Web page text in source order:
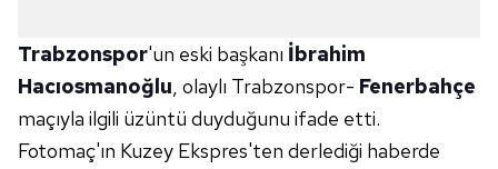
Trabzonspor'un eski başkanı İbrahim
Hacıosmanoğlu, olaylı Trabzonspor- Fenerbahçe
maçıyla ilgili üzüntü duyduğunu ifade etti.
Fotomaç'ın Kuzey Ekspres'ten derlediği haberde